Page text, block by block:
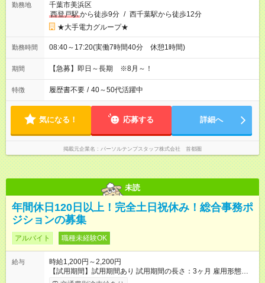
勤務地
千葉市美浜区
西登戸駅から徒歩9分 / 西千葉駅から徒歩12分
★大手電力グループ★
勤務時間 08:40～17:20(実働7時間40分 休憩1時間)
期間 【急募】即日～長期 ※8月～！
特徴 履歴書不要 / 40～50代活躍中
気になる！ 応募する 詳細へ
掲載元企業名 パーソルテンプスタッフ株式会社 首都圏
未読
年間休日120日以上！完全土日祝休み！総合事務ポ
ジションの募集
アルバイト 職種未経験OK
給与
時給1,200円～2,200円
【試用期間】試用期間あり 試用期間の長さ：3ヶ月 雇用形態、
給与は本採用時と同じです。